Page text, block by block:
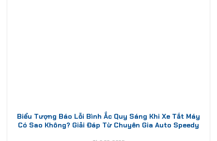
Biểu Tượng Báo Lỗi Bình Ắc Quy Sáng Khi Xe Tắt Máy
Có Sao Không? Giải Đáp Từ Chuyên Gia Auto Speedy